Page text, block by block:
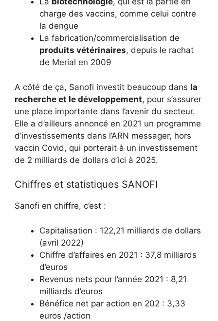
charge des vaccins, comme celui contre
la dengue
La fabrication/commercialisation de
produits vétérinaires, depuis le rachat
de Merial en 2009
A côté de ça, Sanofi investit beaucoup dans la
recherche et le développement, pour s’assurer
une place importante dans l’avenir du secteur.
Elle a d’ailleurs annoncé en 2021 un programme
d’investissements dans l’ARN messager, hors
vaccin Covid, qui porterait à un investissement
de 2 milliards de dollars d’ici à 2025.
Chiffres et statistiques SANOFI
Sanofi en chiffre, c’est :
Capitalisation : 122,21 milliards de dollars
(avril 2022)
Chiffre d’affaires en 2021 : 37,8 milliards
d’euros
Revenus nets pour l’année 2021 : 8,21
milliards d’euros
Bénéfice net par action en 202 : 3,33
euros /action